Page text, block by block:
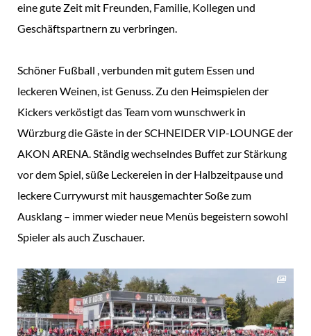
eine gute Zeit mit Freunden, Familie, Kollegen und
Geschäftspartnern zu verbringen.
Schöner Fußball , verbunden mit gutem Essen und
leckeren Weinen, ist Genuss. Zu den Heimspielen der
Kickers verköstigt das Team vom wunschwerk in
Würzburg die Gäste in der SCHNEIDER VIP-LOUNGE der
AKON ARENA. Ständig wechselndes Buffet zur Stärkung
vor dem Spiel, süße Leckereien in der Halbzeitpause und
leckere Currywurst mit hausgemachter Soße zum
Ausklang – immer wieder neue Menüs begeistern sowohl
Spieler als auch Zuschauer.